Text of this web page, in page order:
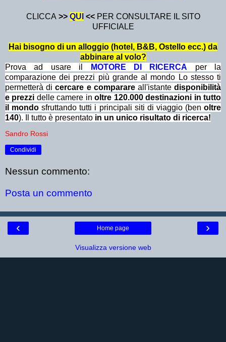
CLICCA >> QU <<PER CONSULTARE IL SITO
UFFICIALE
Hai bisogno di un alloggio (hotel, B&B, Ostello ecc.) da
abbinare al volo?
Prova ad usare il
MOTORE DI RICERCA
per la
comparazione dei prezzi più grande al mondo Lo stesso ti
permetterà dicercare e comparare all'istantedisponibilità
e prezzi delle camere inoltre 120.000 destinazioni in tutto
il mondo sfruttando tutti i principali siti di viaggio (benoltre
140). Il tutto è presentato in un unico risultato di ricerca!
Sandro Rossi
Condividi
Nessun commento:
Posta un commento
‹ ›
Home page
Visualizza versione web